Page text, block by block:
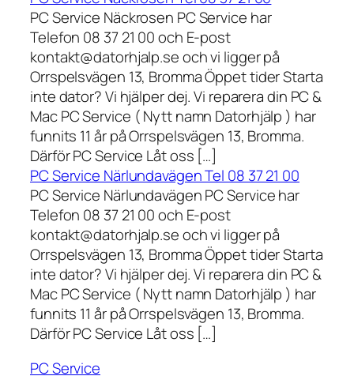
PC Service Näckrosen PC Service har
Telefon 08 37 21 00 och E-post
kontakt@datorhjalp.se och vi ligger på
Orrspelsvägen 13, Bromma Öppet tider Starta
inte dator? Vi hjälper dej. Vi reparera din PC &
Mac PC Service ( Nytt namn Datorhjälp ) har
funnits 11 år på Orrspelsvägen 13, Bromma.
Därför PC Service Låt oss […]
PC Service Närlundavägen Tel 08 37 21 00
PC Service Närlundavägen PC Service har
Telefon 08 37 21 00 och E-post
kontakt@datorhjalp.se och vi ligger på
Orrspelsvägen 13, Bromma Öppet tider Starta
inte dator? Vi hjälper dej. Vi reparera din PC &
Mac PC Service ( Nytt namn Datorhjälp ) har
funnits 11 år på Orrspelsvägen 13, Bromma.
Därför PC Service Låt oss […]
PC Service